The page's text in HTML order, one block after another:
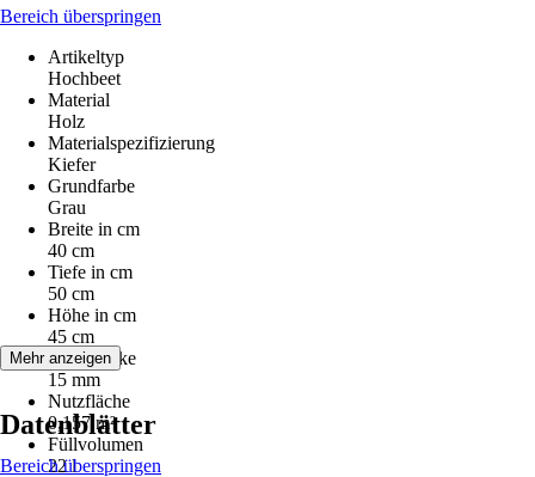
Bereich überspringen
Artikeltyp
Hochbeet
Material
Holz
Materialspezifizierung
Kiefer
Grundfarbe
Grau
Breite in cm
40 cm
Tiefe in cm
50 cm
Höhe in cm
45 cm
Wandstärke
15 mm
Nutzfläche
0,157 m²
Füllvolumen
22 l
Mehr anzeigen
Datenblätter
Bereich überspringen